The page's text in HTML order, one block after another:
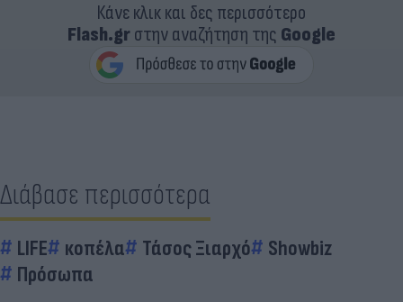
Κάνε κλικ και δες περισσότερο
Flash.grστην αναζήτηση της Google
Διάβασε περισσότερα
LIFE κοπέλα Τάσος Ξιαρχό
Showbiz
Πρόσωπα